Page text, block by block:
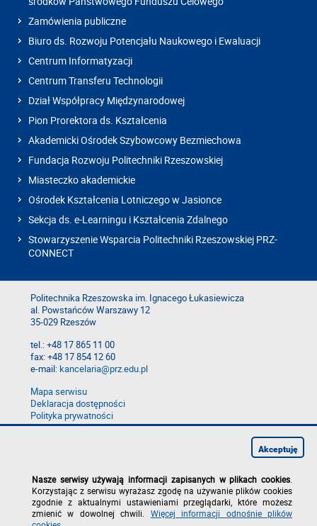
Zamówienia publiczne
Biuro ds. Rozwoju Potencjału Naukowego i Ewaluacji
Centrum Informatyzacji
Centrum Transferu Technologii
Dział Współpracy Międzynarodowej
Pion Prorektora ds. Kształcenia
Akademicki Ośrodek Szybowcowy Bezmiechowa
Fundacja Rozwoju Politechniki Rzeszowskiej
Miasteczko akademickie
Ośrodek Kształcenia Lotniczego w Jasionce
Sekcja ds. e-Learningu i Kształcenia Zdalnego
Stowarzyszenie Wsparcia Politechniki Rzeszowskiej PRZ-
CONNECT
Politechnika Rzeszowska im. Ignacego Łukasiewicza
al. Powstańców Warszawy 12
35-029 Rzeszów
tel.: +48 17 865 11 00
fax: +48 17 854 12 60
e-mail:kancelaria@prz.edu.pl
Mapa serwisu
Deklaracja dostępności
Polityka prywatności
Zgłoś błąd na stronie
Nasze serwisy używają informacji zapisanych w plikach cookies
Korzystając z serwisu wyrażasz zgodę na używanie plików cookies
zgodnie z aktualnymi ustawieniami przeglądarki, które możesz
zmienić w dowolnej chwili. Więcej informacji odnośnie plików
Akceptuję